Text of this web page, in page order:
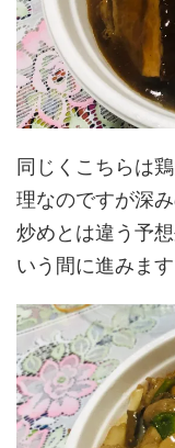
同じくこちらは
理なのですが深
炒めとは違う予
いう間に進みます